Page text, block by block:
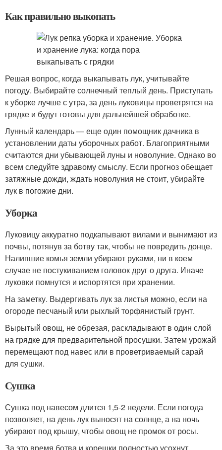
Как правильно выкопать
Решая вопрос, когда выкапывать лук, учитывайте
погоду. Выбирайте солнечный теплый день. Приступать
к уборке лучше с утра, за день луковицы проветрятся на
грядке и будут готовы для дальнейшей обработке.
Лунный календарь — еще один помощник дачника в
установлении даты уборочных работ. Благоприятными
считаются дни убывающей луны и новолуние. Однако во
всем следуйте здравому смыслу. Если прогноз обещает
затяжные дожди, ждать новолуния не стоит, убирайте
лук в погожие дни.
Уборка
Луковицу аккуратно подкапывают вилами и вынимают из
почвы, потянув за ботву так, чтобы не повредить донце.
Налипшие комья земли убирают руками, ни в коем
случае не постукиванием головок друг о друга. Иначе
луковки помнутся и испортятся при хранении.
На заметку. Выдергивать лук за листья можно, если на
огороде песчаный или рыхлый торфянистый грунт.
Вырытый овощ, не обрезая, раскладывают в один слой
на грядке для предварительной просушки. Затем урожай
перемещают под навес или в проветриваемый сарай
для сушки.
Сушка
Сушка под навесом длится 1,5-2 недели. Если погода
позволяет, на день лук выносят на солнце, а на ночь
убирают под крышу, чтобы овощ не промок от росы.